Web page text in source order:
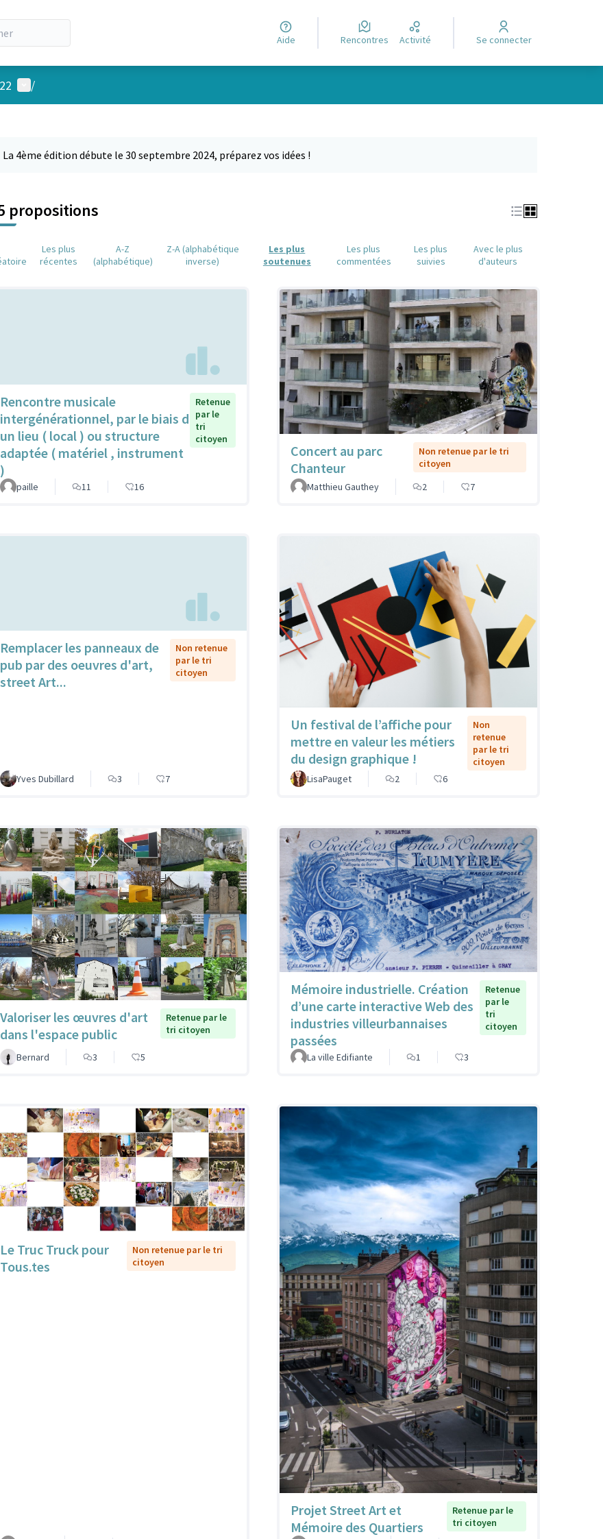
Aide Rencontres Activité Se connecter
Menu utilisateur
/
La 4ème édition débute le 30 septembre 2024, préparez vos idées !
propositions
Les plus
récentes
A-Z
(alphabétique)
Z-A (alphabétique
inverse)
Les plus
soutenues
Les plus
commentées
Les plus
suivies
Avec le plus
d'auteurs
Rencontre musicale
intergénérationnel, par le biais d
un lieu ( local ) ou structure
adaptée ( matériel , instrument
)
Retenue
par le
tri
citoyen
paille 11 16
Concert au parc
Chanteur
Non retenue par le tri
citoyen
Matthieu Gauthey
2 7
Remplacer les panneaux de
pub par des oeuvres d'art,
street Art...
Non retenue
par le tri
citoyen
Yves Dubillard 3 7
Un festival de l’affiche pour
mettre en valeur les métiers
du design graphique !
Non
retenue
par le tri
citoyen
LisaPauget
2 6
Valoriser les œuvres d'art
dans l'espace public
Retenue par le
tri citoyen
Bernard 3 5
Mémoire industrielle. Création
d’une carte interactive Web des
industries villeurbannaises
passées
Retenue
par le
tri
citoyen
La ville Edifiante 1 3
Le Truc Truck pour
Tous.tes
Non retenue par le tri
citoyen
Projet Street Art et
Mémoire des Quartiers
Retenue par le
tri citoyen